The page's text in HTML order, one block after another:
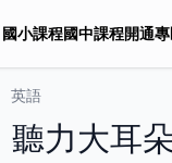
國小課程國中課程開通
英語
聽力大耳